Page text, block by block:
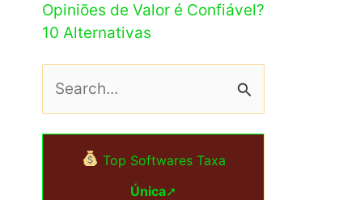
Opiniões de Valor é Confiável?
10 Alternativas
e
s
Top Softwares Taxa
Única➚